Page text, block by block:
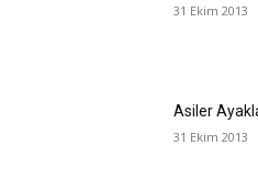
31 Ekim 2013
Asiler
31 Ekim 2013